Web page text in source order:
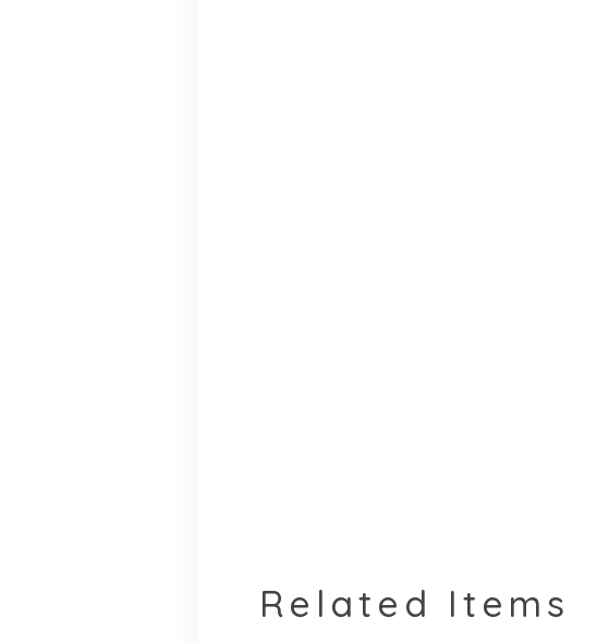
Related Items